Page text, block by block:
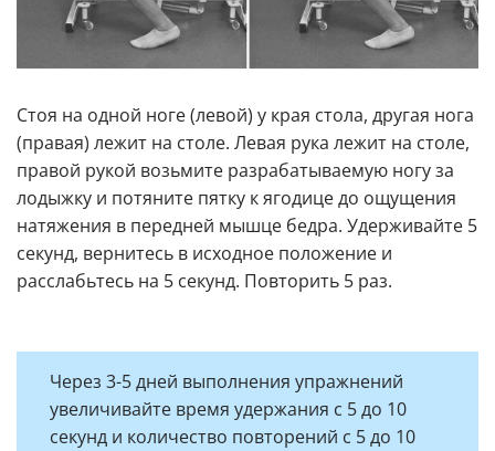
Стоя на одной ноге (левой) у края стола, другая нога
(правая) лежит на столе. Левая рука лежит на столе,
правой рукой возьмите разрабатываемую ногу за
лодыжку и потяните пятку к ягодице до ощущения
натяжения в передней мышце бедра. Удерживайте 5
секунд, вернитесь в исходное положение и
расслабьтесь на 5 секунд. Повторить 5 раз.
Через 3-5 дней выполнения упражнений
увеличивайте время удержания с 5 до 10
секунд и количество повторений с 5 до 10